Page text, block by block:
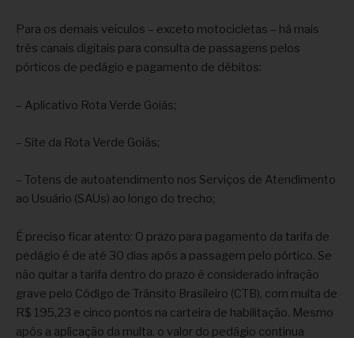
Para os demais veículos – exceto motocicletas – há mais
três canais digitais para consulta de passagens pelos
pórticos de pedágio e pagamento de débitos:
– Aplicativo Rota Verde Goiás;
– Site da Rota Verde Goiás;
– Totens de autoatendimento nos Serviços de Atendimento
ao Usuário (SAUs) ao longo do trecho;
É preciso ficar atento: O prazo para pagamento da tarifa de
pedágio é de até 30 dias após a passagem pelo pórtico. Se
não quitar a tarifa dentro do prazo é considerado infração
grave pelo Código de Trânsito Brasileiro (CTB), com multa de
R$ 195,23 e cinco pontos na carteira de habilitação. Mesmo
após a aplicação da multa, o valor do pedágio continua